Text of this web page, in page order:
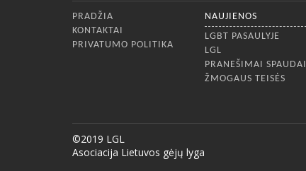
Apatinis meniu
PRADŽIA
KONTAKTAI
PRIVATUMO POLITIKA
NAUJIENOS
LGBT PASAULYJE
LGL
PRANEŠIMAI SPAUDAI
ŽMOGAUS TEISĖS
©2019 LGL
Asociacija Lietuvos gėjų lyga